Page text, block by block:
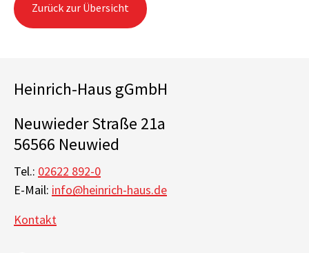
Zurück zur Übersicht
Heinrich-Haus gGmbH
Neuwieder Straße 21a
56566 Neuwied
Tel.: 02622 892-0
E-Mail: info@heinrich-haus.de
Kontakt